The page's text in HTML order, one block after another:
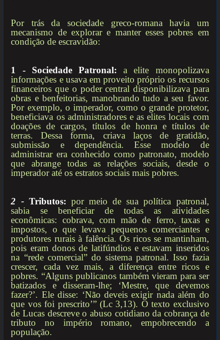
Por trás da sociedade greco-romana havia um
mecanismo de explorar e manter esses pobres em
condição de escravidão:
1 - Sociedade Patronal: a elite monopolizava
informações e usava em proveito próprio os recursos
financeiros que o poder central disponibilizava para
obras e benfeitorias, manobrando tudo a seu favor.
Por exemplo, o imperador, como o grande protetor,
beneficiava os administradores e as elites locais com
doações de cargos, títulos de honra e títulos de
terras. Dessa forma, criava laços de gratidão,
submissão e dependência. Esse modelo de
administrar era conhecido como patronato, modelo
que abrange todas as relações sociais, desde o
imperador até os estratos sociais mais pobres.
2 - Tributos: por meio de sua política patronal,
sabia se beneficiar de todas as atividades
econômicas: cobrava, com mão de ferro, taxas e
impostos, o que levava pequenos comerciantes e
produtores rurais à falência. Os ricos se mantinham,
pois eram donos de latifúndios e estavam inseridos
na “rede comercial” do sistema patronal. Isso fazia
crescer, cada vez mais, a diferença entre ricos e
pobres. “Alguns publicanos também vieram para ser
batizados e disseram-lhe; ‘Mestre, que devemos
fazer?’. Ele disse: ‘Não deveis exigir nada além do
que vos foi prescrito’” (Lc 3,13). O texto exclusivo
de Lucas descreve o abuso cotidiano da cobrança de
tributo no império romano, empobrecendo a
população.